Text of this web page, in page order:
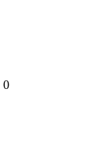
0